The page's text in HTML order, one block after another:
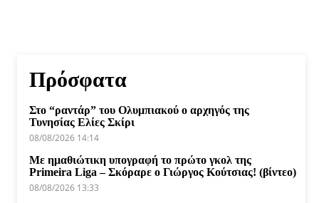
Πρόσφατα
Στο “ραντάρ” του Ολυμπιακού ο αρχηγός της
Τυνησίας Ελίες Σκίρι
08/08/2026 14:14
Με ημαθιώτικη υπογραφή το πρώτο γκολ της
Primeira Liga – Σκόραρε ο Γιώργος Κούτσιας! (βίντεο)
08/08/2026 13:33